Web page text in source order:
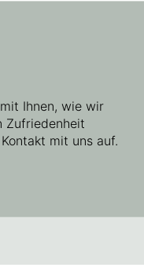
Ihnen, wie wir
Zufriedenheit
mit uns auf.